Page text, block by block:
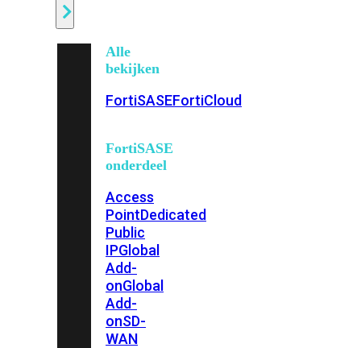
Alle
bekijken
FortiSASEFortiCloud
FortiSASE
onderdeel
Access
PointDedicated
Public
IPGlobal
Add-
onGlobal
Add-
onSD-
WAN